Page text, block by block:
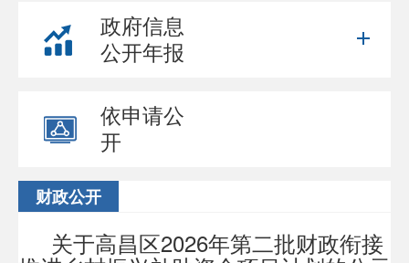
政府信息
公开年报
依申请公
开
财政公开
关于高昌区2026年第二批财政衔接